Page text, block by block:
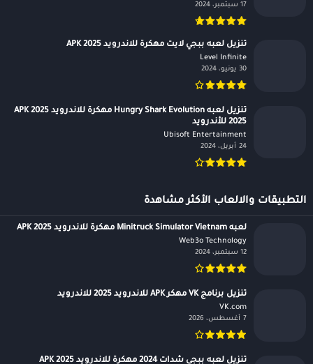
17 سبتمبر، 2024
تنزيل لعبه ببجي لايت مهكرة للاندرويد APK 2025
Level Infinite‏
30 يونيو، 2024
تنزيل لعبه Hungry Shark Evolution مهكرة للاندرويد APK 2025
2025 للأندرويد
Ubisoft Entertainment‏
24 أبريل، 2024
التطبيقات والالعاب الأكثر مشاهدة
لعبه Minitruck Simulator Vietnam مهكرة للاندرويد APK 2025
Web3o Technology‏
12 سبتمبر، 2024
تنزيل برنامج VK مهكر APK للاندرويد 2025 للاندرويد
VK.com‏
7 أغسطس، 2026
تنزيل لعبه ببجي شدات 2024 مهكرة للاندرويد APK 2025